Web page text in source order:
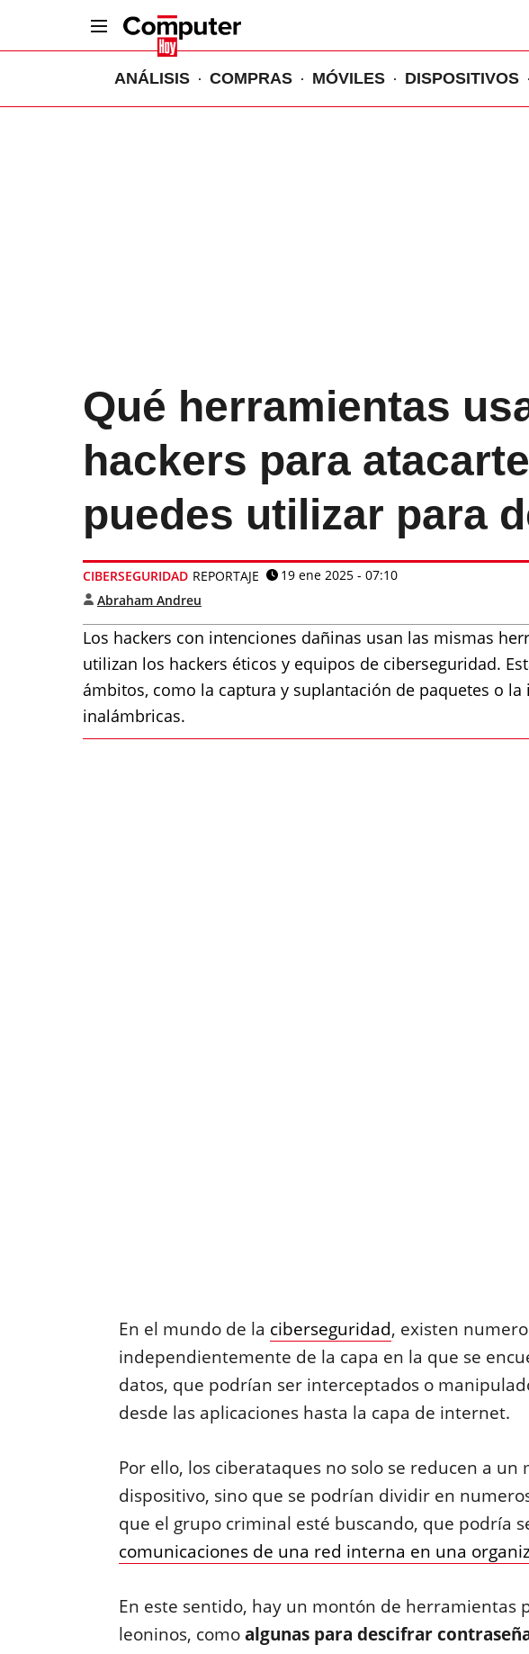
ANÁLISIS COMPRAS MÓVILES DISPOSITIVOS
Qué herramientas
hackers para
puedes utilizar para
CIBERSEGURIDAD REPORTAJE
19 ene 2025 - 07:10
Abraham Andreu
Los hackers con intenciones dañinas usan las mismas
utilizan los hackers éticos y equipos de ciberseguridad.
ámbitos, como la captura y suplantación de paquetes o
inalámbricas.
En el mundo de la ciberseguridad, existen
independientemente de la capa en la que se
datos, que podrían ser interceptados o
desde las aplicaciones hasta la capa de internet.
Por ello, los ciberataques no solo se reducen a
dispositivo, sino que se podrían dividir en
que el grupo criminal esté buscando, que podría
comunicaciones de una red interna en una
En este sentido, hay un montón de herramientas
leoninos, comoalgunas para descifrar